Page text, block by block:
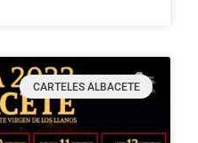
CARTELES ALBACETE